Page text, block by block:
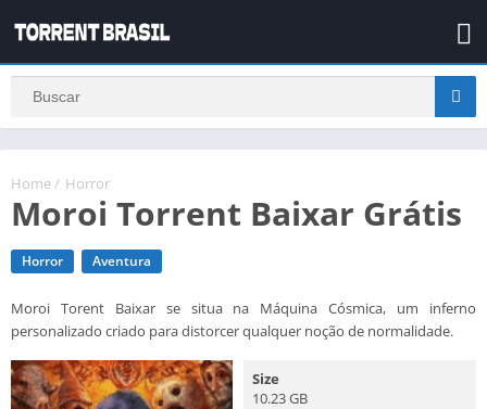
Home / Horror
Moroi Torrent Baixar Grátis
Horror Aventura
Moroi Torent Baixar se situa na Máquina Cósmica, um inferno
personalizado criado para distorcer qualquer noção de normalidade.
Size
10.23 GB